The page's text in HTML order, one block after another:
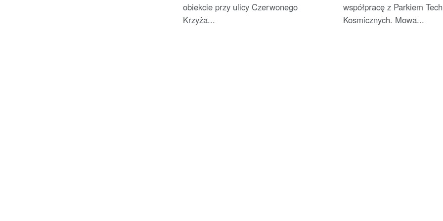
obiekcie przy ulicy Czerwonego
Krzyża...
współpracę z Parkiem
Kosmicznych. Mowa...